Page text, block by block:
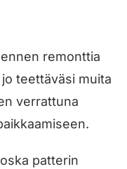
remonttia
teettäväsi muita
verrattuna
patterin